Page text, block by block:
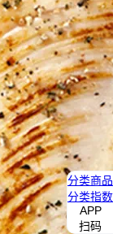
分类商品
分类指数
APP
扫码